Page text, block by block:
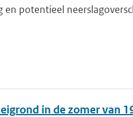
potentieel
in de zomer van